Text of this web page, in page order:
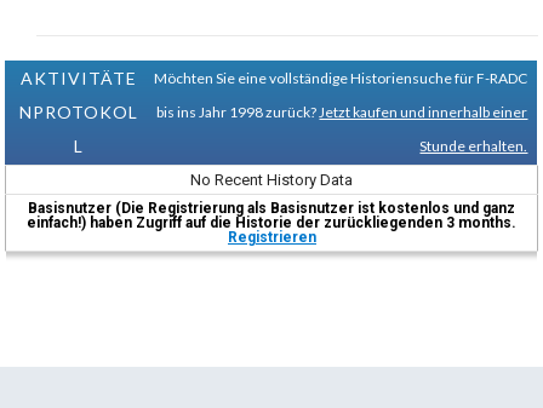
AKTIVITÄTE
NPROTOKOL
L
Möchten Sie eine vollständige Historiensuche für F-RADC
bis ins Jahr 1998 zurück? Jetzt kaufen und innerhalb einer
Stunde erhalten.
No Recent History Data
Basisnutzer (Die Registrierung als Basisnutzer ist kostenlos und ganz
einfach!) haben Zugriff auf die Historie der zurückliegenden 3 months.
Registrieren